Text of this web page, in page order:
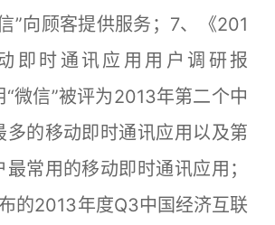
”向顾客提供服务；7、《201
即时通讯应用用户调研报
微信”被评为2013年第二个中
多的移动即时通讯应用以及第
常用的移动即时通讯应用；
的2013年度Q3中国经济互联